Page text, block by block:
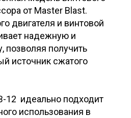
от Master Blast.
двигателя и винтовой
надежную и
позволяя получить
источник сжатого
12 идеально подходит
использования в